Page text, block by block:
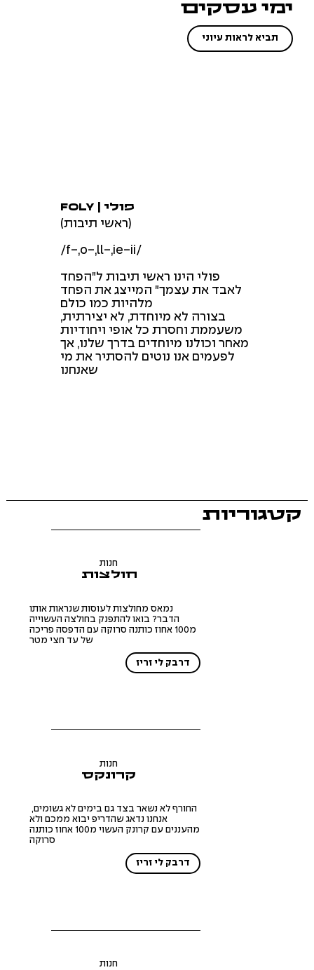
תביא לראות עיוני
ימי עסקים
(ראשי תיבות)
/f-,o-,ll-,ie-ii/
פולי הינו ראשי תיבות ל"הפחד
לאבד את עצמך" המייצג את הפחד
מלהיות כמו כולם
בצורה לא מיוחדת, לא יצירתית,
משעממת וחסרת כל אופי ויחודיות
מאחר וכולנו מיוחדים בדרך שלנו, אך
לפעמים אנו נוטים להסתיר את מי
שאנחנו
FOLY | פולי
קטגוריות
חנות
חולצות
נמאס מחולצות לעוסות שנראות אותו
הדבר? בואו להתפנק בחולצה העשוייה
מ100 אחוז כותנה סרוקה עם הדפסה פריכה
של עד חצי מטר
דרבק לי זריז
חנות
קרונקס
אנחנו נדאג שהדריפ יבוא ממכם ולא
מהעננים עם קרונק העשוי מ100 אחוז כותנה
סרוקה
דרבק לי זריז
חנות